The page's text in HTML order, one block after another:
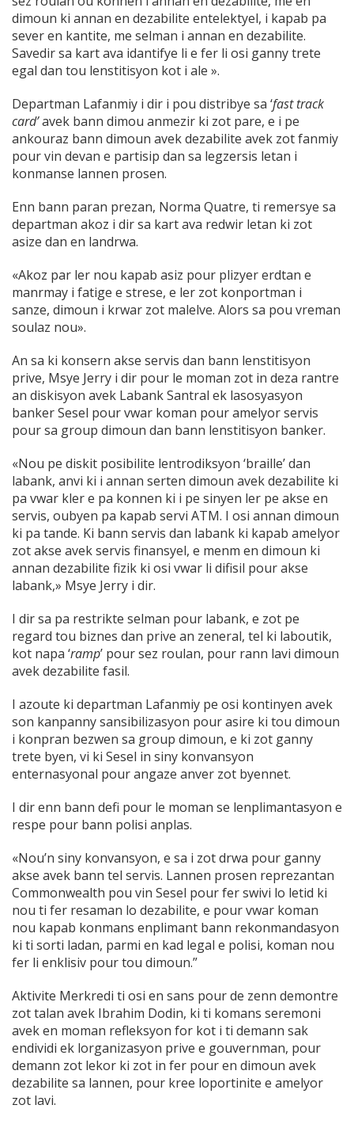
dimoun ki annan en dezabilite entelektyel, i kapab pa
sever en kantite, me selman i annan en dezabilite.
Savedir sa kart ava idantifye li e fer li osi ganny trete
egal dan tou lenstitisyon kot i ale ».
Departman Lafanmiy i dir i pou distribye sa ‘fast track
card’avek bann dimou anmezir ki zot pare, e i pe
ankouraz bann dimoun avek dezabilite avek zot fanmiy
pour vin devan e partisip dan sa legzersis letan i
konmanse lannen prosen.
Enn bann paran prezan, Norma Quatre, ti remersye sa
departman akoz i dir sa kart ava redwir letan ki zot
asize dan en landrwa.
«Akoz par ler nou kapab asiz pour plizyer erdtan e
manrmay i fatige e strese, e ler zot konportman i
sanze, dimoun i krwar zot malelve. Alors sa pou vreman
soulaz nou».
An sa ki konsern akse servis dan bann lenstitisyon
prive, Msye Jerry i dir pour le moman zot in deza rantre
an diskisyon avek Labank Santral ek lasosyasyon
banker Sesel pour vwar koman pour amelyor servis
pour sa group dimoun dan bann lenstitisyon banker.
«Nou pe diskit posibilite lentrodiksyon ‘braille’ dan
labank, anvi ki i annan serten dimoun avek dezabilite ki
pa vwar kler e pa konnen ki i pe sinyen ler pe akse en
servis, oubyen pa kapab servi ATM. I osi annan dimoun
ki pa tande. Ki bann servis dan labank ki kapab amelyor
zot akse avek servis finansyel, e menm en dimoun ki
annan dezabilite fizik ki osi vwar li difisil pour akse
labank,» Msye Jerry i dir.
I dir sa pa restrikte selman pour labank, e zot pe
regard tou biznes dan prive an zeneral, tel ki laboutik,
kot napa ‘ramp’ pour sez roulan, pour rann lavi dimoun
avek dezabilite fasil.
I azoute ki departman Lafanmiy pe osi kontinyen avek
son kanpanny sansibilizasyon pour asire ki tou dimoun
i konpran bezwen sa group dimoun, e ki zot ganny
trete byen, vi ki Sesel in siny konvansyon
enternasyonal pour angaze anver zot byennet.
I dir enn bann defi pour le moman se lenplimantasyon e
respe pour bann polisi anplas.
«Nou’n siny konvansyon, e sa i zot drwa pour ganny
akse avek bann tel servis. Lannen prosen reprezantan
Commonwealth pou vin Sesel pour fer swivi lo letid ki
nou ti fer resaman lo dezabilite, e pour vwar koman
nou kapab konmans enplimant bann rekonmandasyon
ki ti sorti ladan, parmi en kad legal e polisi, koman nou
fer li enklisiv pour tou dimoun.”
Aktivite Merkredi ti osi en sans pour de zenn demontre
zot talan avek Ibrahim Dodin, ki ti komans seremoni
avek en moman refleksyon for kot i ti demann sak
endividi ek lorganizasyon prive e gouvernman, pour
demann zot lekor ki zot in fer pour en dimoun avek
dezabilite sa lannen, pour kree loportinite e amelyor
zot lavi.